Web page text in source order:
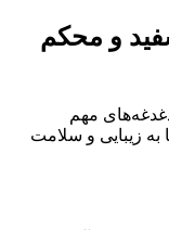
و محکم
مهم
به زیبایی و سلامت